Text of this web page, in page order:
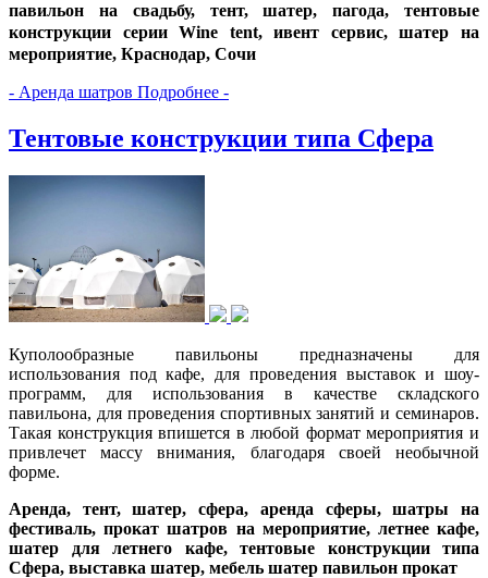
павильон на свадьбу, тент, шатер, пагода, тентовые
конструкции серии Wine tent, ивент сервис, шатер на
мероприятие, Краснодар, Сочи
- Аренда шатров Подробнее -
Тентовые конструкции типа Сфера
Куполообразные павильоны предназначены для
использования под кафе, для проведения выставок и шоу-
программ, для использования в качестве складского
павильона, для проведения спортивных занятий и семинаров.
Такая конструкция впишется в любой формат мероприятия и
привлечет массу внимания, благодаря своей необычной
форме.
Аренда, тент, шатер, сфера, аренда сферы, шатры на
фестиваль, прокат шатров на мероприятие, летнее кафе,
шатер для летнего кафе, тентовые конструкции типа
Сфера, выставка шатер, мебель шатер павильон прокат